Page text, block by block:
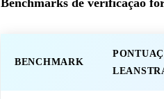
BENCHMARK